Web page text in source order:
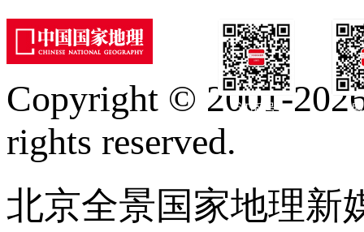
订阅号
Copyright © 2001-
rights reserved.
北京全景国家地理新